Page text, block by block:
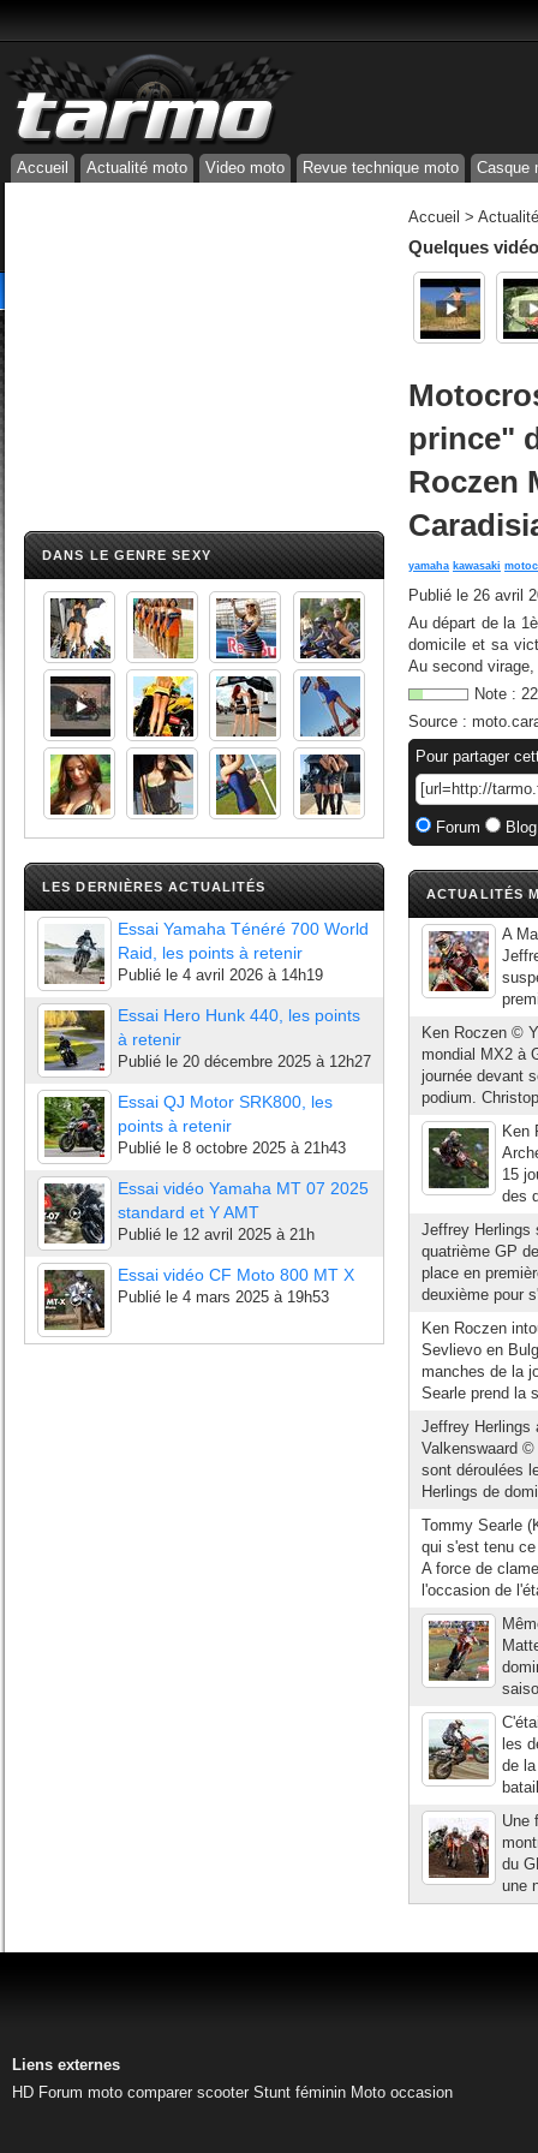
Accueil Actualité moto Video moto Revue technique moto Casque
DANS LE GENRE SEXY
LES DERNIÈRES ACTUALITÉS
Essai Yamaha Ténéré 700 World
Raid, les points à retenir
Publié le 4 avril 2026 à 14h19
Essai Hero Hunk 440, les points
à retenir
Publié le 20 décembre 2025 à 12h27
Essai QJ Motor SRK800, les
points à retenir
Publié le 8 octobre 2025 à 21h43
Essai vidéo Yamaha MT 07 2025
standard et Y AMT
Publié le 12 avril 2025 à 21h
Essai vidéo CF Moto 800 MT X
Publié le 4 mars 2025 à 19h53
Accueil >
Quelques
prince"
Roczen
yamaha kawasaki
Publié le 26 avril
Au départ de la
domicile et sa
Au second
Note : 22
Source :
Pour partager
Forum
ACTUALITÉS
A
Ken Roczen ©
mondial MX2 à
journée devant
podium.
Ken
15
des
Jeffrey Herlings
quatrième GP
place en
deuxième pour
Ken Roczen
Sevlievo en
manches de la
Searle prend la
Jeffrey Herlings
Valkenswaard
sont déroulées
Herlings de
Tommy Searle
qui s'est tenu
A force de
l'occasion de
les
de
Une
du
une
Liens externes
HD Forum moto comparer scooter Stunt féminin Moto occasion